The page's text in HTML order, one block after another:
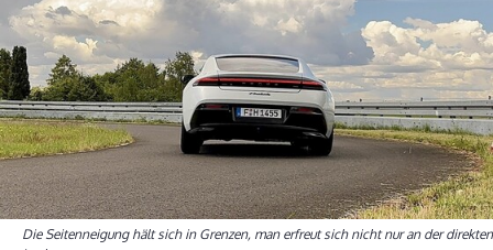
Die Seitenneigung hält sich in Grenzen, man erfreut sich nicht nur an der direkten